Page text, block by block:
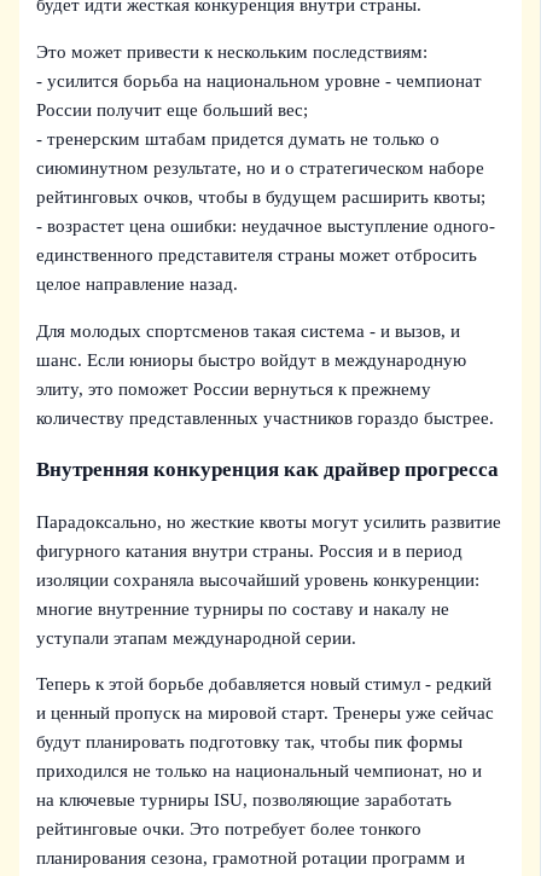
будет идти жесткая конкуренция внутри страны.
Это может привести к нескольким последствиям:
- усилится борьба на национальном уровне - чемпионат
России получит еще больший вес;
- тренерским штабам придется думать не только о
сиюминутном результате, но и о стратегическом наборе
рейтинговых очков, чтобы в будущем расширить квоты;
- возрастет цена ошибки: неудачное выступление одного-
единственного представителя страны может отбросить
целое направление назад.
Для молодых спортсменов такая система - и вызов, и
шанс. Если юниоры быстро войдут в международную
элиту, это поможет России вернуться к прежнему
количеству представленных участников гораздо быстрее.
Внутренняя конкуренция как драйвер прогресса
Парадоксально, но жесткие квоты могут усилить развитие
фигурного катания внутри страны. Россия и в период
изоляции сохраняла высочайший уровень конкуренции:
многие внутренние турниры по составу и накалу не
уступали этапам международной серии.
Теперь к этой борьбе добавляется новый стимул - редкий
и ценный пропуск на мировой старт. Тренеры уже сейчас
будут планировать подготовку так, чтобы пик формы
приходился не только на национальный чемпионат, но и
на ключевые турниры ISU, позволяющие заработать
рейтинговые очки. Это потребует более тонкого
планирования сезона, грамотной ротации программ и